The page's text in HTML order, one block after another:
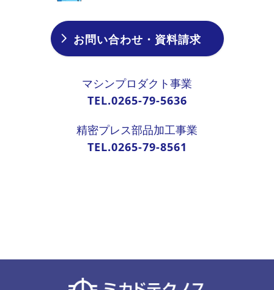
お問い合わせ・資料請求
マシンプロダクト事業
TEL.0265-79-5636
精密プレス部品加工事業
TEL.0265-79-8561